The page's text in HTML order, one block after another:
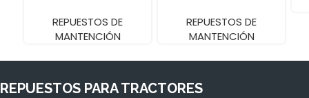
REPUESTOS DE
MANTENCIÓN
REPUESTOS DE
MANTENCIÓN
REPUESTOS PARA TRACTORES